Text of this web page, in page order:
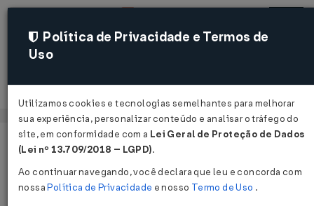
Acessar
Página Inicial Legislações
Política de Privacidade e Termos de
Uso
Utilizamos cookies e tecnologias semelhantes para melhorar
sua experiência, personalizar conteúdo e analisar o tráfego do
site, em conformidade com a Lei Geral de Proteção de Dados
(Lei nº 13.709/2018 – LGPD).
Ao continuar navegando, você declara que leu e concorda com
nossaPolítica de Privacidade e nosso Termo de Uso .